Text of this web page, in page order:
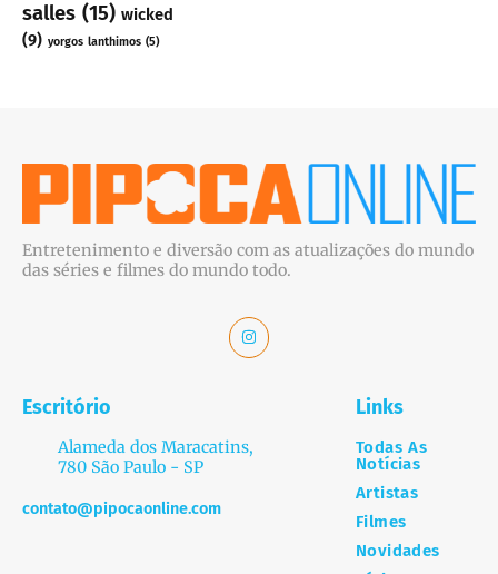
salles (15) wicked
(9) yorgos lanthimos (5)
Entretenimento e diversão com as atualizações do mundo
das séries e filmes do mundo todo.
Escritório
Alameda dos Maracatins,
780 São Paulo - SP
contato@pipocaonline.com
Links
Todas As
Notícias
Artistas
Filmes
Novidades